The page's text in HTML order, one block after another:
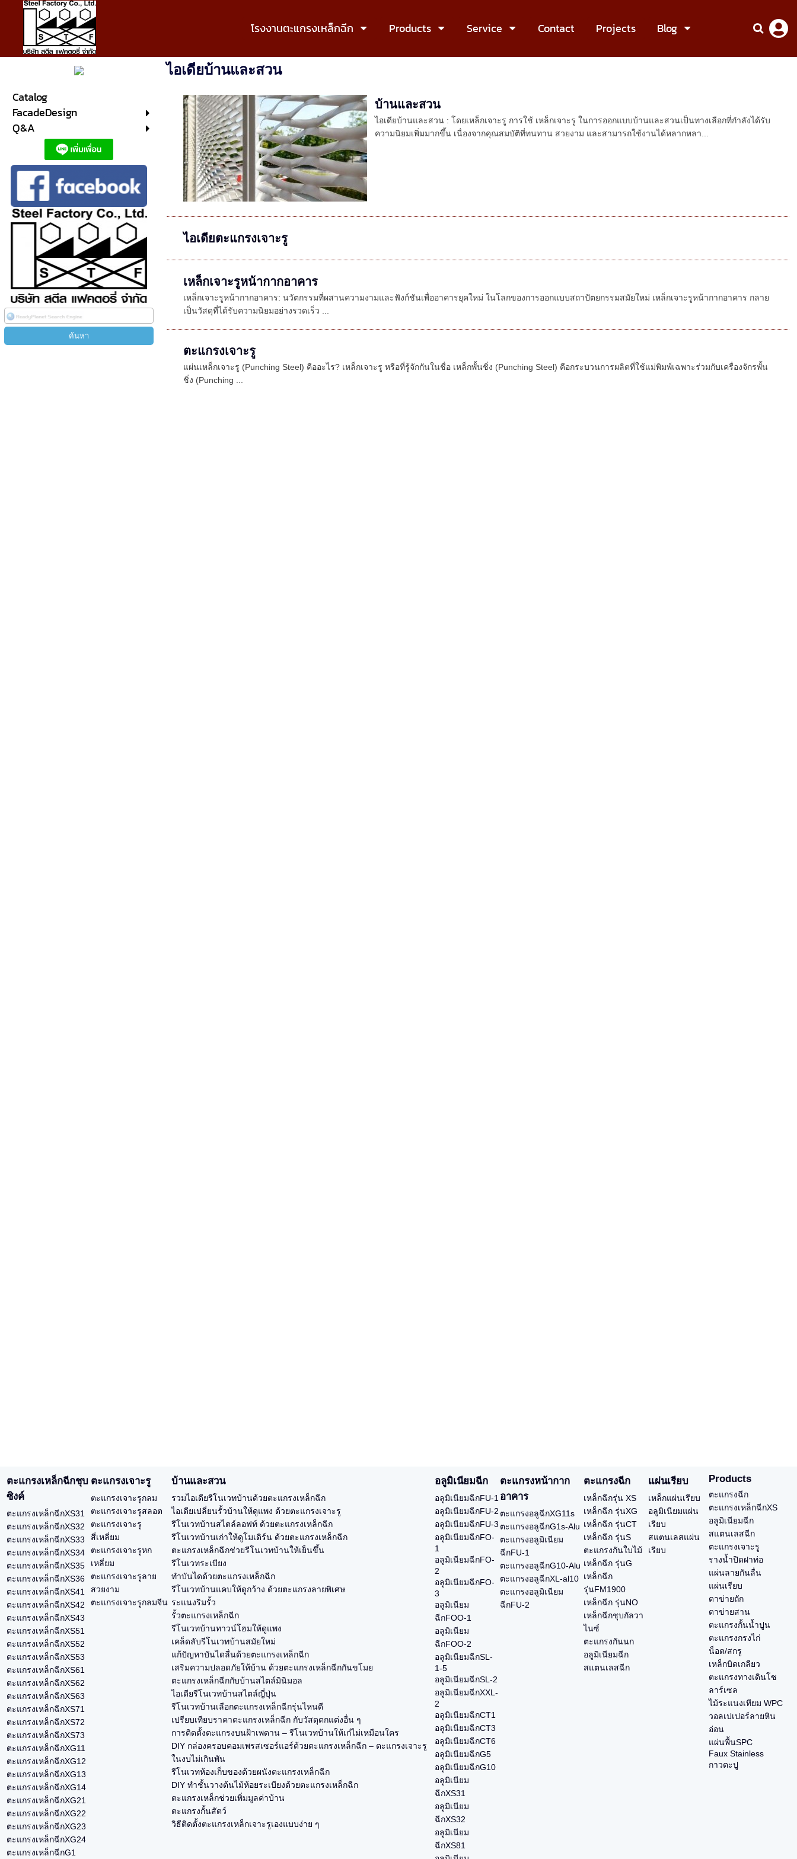
โรงงานตะแกรงเหล็กฉีก Products Service Contact Projects Blog
Catalog
FacadeDesign
Q&A
ไอเดียบ้านและสวน
บ้านและสวน
ไอเดียบ้านและสวน : โดยเหล็กเจาะรู การใช้ เหล็กเจาะรู ในการออกแบบบ้านและสวนเป็นทางเลือกที่กำลังได้รับ
ความนิยมเพิ่มมากขึ้น เนื่องจากคุณสมบัติที่ทนทาน สวยงาม และสามารถใช้งานได้หลากหลา...
ไอเดียตะแกรงเจาะรู
เหล็กเจาะรูหน้ากากอาคาร
เหล็กเจาะรูหน้ากากอาคาร: นวัตกรรมที่ผสานความงามและฟังก์ชันเพื่ออาคารยุคใหม่ ในโลกของการออกแบบสถาปัตยกรรมสมัยใหม่ เหล็กเจาะรูหน้ากากอาคาร กลาย
เป็นวัสดุที่ได้รับความนิยมอย่างรวดเร็ว ...
ตะแกรงเจาะรู
แผ่นเหล็กเจาะรู (Punching Steel) คืออะไร? เหล็กเจาะรู หรือที่รู้จักกันในชื่อ เหล็กพั้นชิ่ง (Punching Steel) คือกระบวนการผลิตที่ใช้แม่พิมพ์เฉพาะร่วมกับเครื่องจักรพั้น
ชิ่ง (Punching ...
ตะแกรงเหล็กฉีกชุบ
ซิงค์
ตะแกรงเหล็กฉีกXS31
ตะแกรงเหล็กฉีกXS32
ตะแกรงเหล็กฉีกXS33
ตะแกรงเหล็กฉีกXS34
ตะแกรงเหล็กฉีกXS35
ตะแกรงเหล็กฉีกXS36
ตะแกรงเหล็กฉีกXS41
ตะแกรงเหล็กฉีกXS42
ตะแกรงเหล็กฉีกXS43
ตะแกรงเหล็กฉีกXS51
ตะแกรงเหล็กฉีกXS52
ตะแกรงเหล็กฉีกXS53
ตะแกรงเหล็กฉีกXS61
ตะแกรงเหล็กฉีกXS62
ตะแกรงเหล็กฉีกXS63
ตะแกรงเหล็กฉีกXS71
ตะแกรงเหล็กฉีกXS72
ตะแกรงเหล็กฉีกXS73
ตะแกรงเหล็กฉีกXG11
ตะแกรงเหล็กฉีกXG12
ตะแกรงเหล็กฉีกXG13
ตะแกรงเหล็กฉีกXG14
ตะแกรงเหล็กฉีกXG21
ตะแกรงเหล็กฉีกXG22
ตะแกรงเหล็กฉีกXG23
ตะแกรงเหล็กฉีกXG24
ตะแกรงเหล็กฉีกG1
ตะแกรงเจาะรู
ตะแกรงเจาะรูกลม
ตะแกรงเจาะรูสลอต
ตะแกรงเจาะรู
สี่เหลี่ยม
ตะแกรงเจาะรูหก
เหลี่ยม
ตะแกรงเจาะรูลาย
สวยงาม
ตะแกรงเจาะรูกลมจีน
บ้านและสวน
รวมไอเดียรีโนเวทบ้านด้วยตะแกรงเหล็กฉีก
ไอเดียเปลี่ยนรั้วบ้านให้ดูแพง ด้วยตะแกรงเจาะรู
รีโนเวทบ้านสไตล์ลอฟท์ ด้วยตะแกรงเหล็กฉีก
รีโนเวทบ้านเก่าให้ดูโมเดิร์น ด้วยตะแกรงเหล็กฉีก
ตะแกรงเหล็กฉีกช่วยรีโนเวทบ้านให้เย็นขึ้น
รีโนเวทระเบียง
ทำบันไดด้วยตะแกรงเหล็กฉีก
รีโนเวทบ้านแคบให้ดูกว้าง ด้วยตะแกรงลายพิเศษ
ระแนงริมรั้ว
รั้วตะแกรงเหล็กฉีก
รีโนเวทบ้านทาวน์โฮมให้ดูแพง
เคล็ดลับรีโนเวทบ้านสมัยใหม่
แก้ปัญหาบันไดลื่นด้วยตะแกรงเหล็กฉีก
เสริมความปลอดภัยให้บ้าน ด้วยตะแกรงเหล็กฉีกกันขโมย
ตะแกรงเหล็กฉีกกับบ้านสไตล์มินิมอล
ไอเดียรีโนเวทบ้านสไตล์ญี่ปุ่น
รีโนเวทบ้านเลือกตะแกรงเหล็กฉีกรุ่นไหนดี
เปรียบเทียบราคาตะแกรงเหล็กฉีก กับวัสดุตกแต่งอื่น ๆ
การติดตั้งตะแกรงบนฝ้าเพดาน – รีโนเวทบ้านให้เก๋ไม่เหมือนใคร
DIY กล่องครอบคอมเพรสเซอร์แอร์ด้วยตะแกรงเหล็กฉีก – ตะแกรงเจาะรู
ในงบไม่เกินพัน
รีโนเวทห้องเก็บของด้วยผนังตะแกรงเหล็กฉีก
DIY ทำชั้นวางต้นไม้ห้อยระเบียงด้วยตะแกรงเหล็กฉีก
ตะแกรงเหล็กช่วยเพิ่มมูลค่าบ้าน
ตะแกรงกั้นสัตว์
วิธีติดตั้งตะแกรงเหล็กเจาะรูเองแบบง่าย ๆ
อลูมิเนียมฉีก
อลูมิเนียมฉีกFU-1
อลูมิเนียมฉีกFU-2
อลูมิเนียมฉีกFU-3
อลูมิเนียมฉีกFO-
1
อลูมิเนียมฉีกFO-
2
อลูมิเนียมฉีกFO-
3
อลูมิเนียม
ฉีกFOO-1
อลูมิเนียม
ฉีกFOO-2
อลูมิเนียมฉีกSL-
1-5
อลูมิเนียมฉีกSL-2
อลูมิเนียมฉีกXXL-
2
อลูมิเนียมฉีกCT1
อลูมิเนียมฉีกCT3
อลูมิเนียมฉีกCT6
อลูมิเนียมฉีกG5
อลูมิเนียมฉีกG10
อลูมิเนียม
ฉีกXS31
อลูมิเนียม
ฉีกXS32
อลูมิเนียม
ฉีกXS81
ตะแกรงหน้ากาก
อาคาร
ตะแกรงอลูฉีกXG11s
ตะแกรงอลูฉีกG1s-Alu
ตะแกรงอลูมิเนียม
ฉีกFU-1
ตะแกรงอลูฉีกG10-Alu
ตะแกรงอลูฉีกXL-al10
ตะแกรงอลูมิเนียม
ฉีกFU-2
ตะแกรงฉีก
เหล็กฉีกรุ่น XS
เหล็กฉีก รุ่นXG
เหล็กฉีก รุ่นCT
เหล็กฉีก รุ่นS
ตะแกรงกันใบไม้
เหล็กฉีก รุ่นG
เหล็กฉีก
รุ่นFM1900
เหล็กฉีก รุ่นNO
เหล็กฉีกชุบกัลวา
ไนซ์
ตะแกรงกันนก
อลูมิเนียมฉีก
สแตนเลสฉีก
แผ่นเรียบ
เหล็กแผ่นเรียบ
อลูมิเนียมแผ่น
เรียบ
สแตนเลสแผ่น
เรียบ
Products
ตะแกรงฉีก
ตะแกรงเหล็กฉีกXS
อลูมิเนียมฉีก
สแตนเลสฉีก
ตะแกรงเจาะรู
รางน้ำปิดฝาท่อ
แผ่นลายกันลื่น
แผ่นเรียบ
ตาข่ายถัก
ตาข่ายสาน
ตะแกรงกั้นน้ำปูน
ตะแกรงกรงไก่
น็อต/สกรู
เหล็กบิดเกลียว
ตะแกรงทางเดินโซ
ลาร์เซล
ไม้ระแนงเทียม WPC
วอลเปเปอร์ลายหิน
อ่อน
แผ่นพื้นSPC
Faux Stainless
กาวตะปู